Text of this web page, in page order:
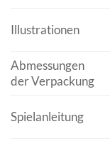
Illustrationen
Abmessungen
der Verpackung
Spielanleitung